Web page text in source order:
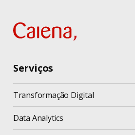
Serviços
Transformação Digital
Data Analytics